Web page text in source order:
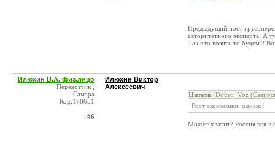
Предыдущий пост
авторитетного эксперта. А
Так что возить то будем ?
Илюхин В.А. физ.лицо
Перевозчик ,
Самара
Код:178651
#6
Илюхин Виктор
Алексеевич
Цитата (Dobro_Voz
Рост экономики, однако!
Может хватит? Россия вся в